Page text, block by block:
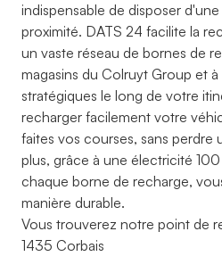
indispensable de disposer
proximité. DATS 24 facilite la
un vaste réseau de bornes de
magasins du Colruyt Group et
stratégiques le long de votre
recharger facilement votre
faites vos courses, sans perdre
plus, grâce à une électricité
chaque borne de recharge,
manière durable.
Vous trouverez notre point de
1435 Corbais